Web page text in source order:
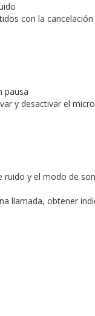
con la
pausa
y desactivar el micro
ruido y el modo de
llamada, obtener